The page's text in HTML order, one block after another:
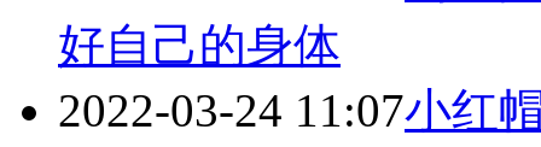
好自己的身体
2022-03-24 11:07小红